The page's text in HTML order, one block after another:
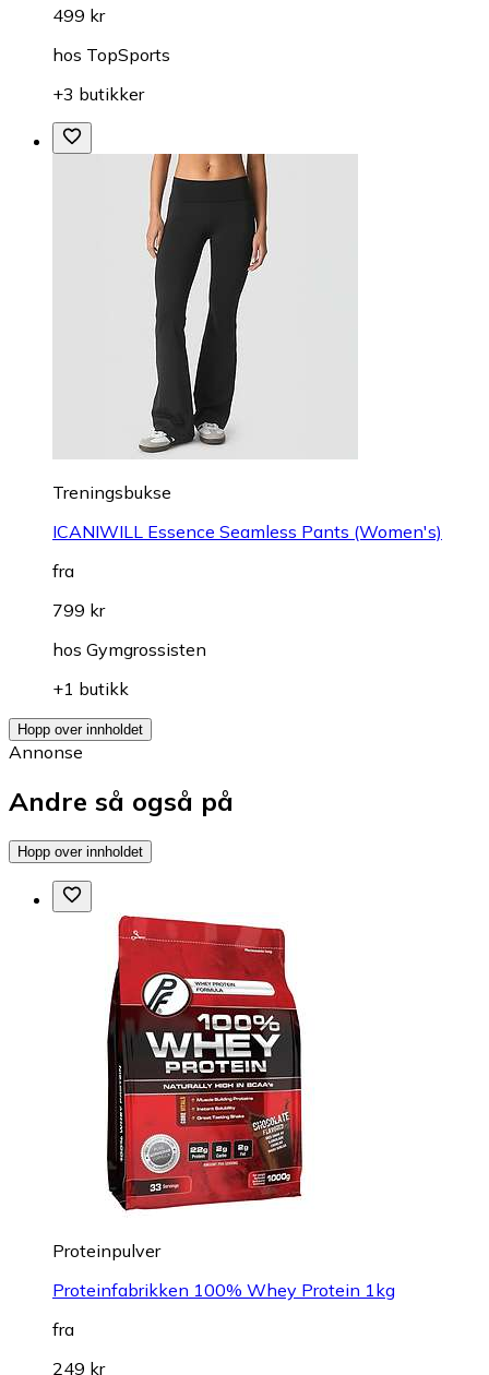
499 kr
hos TopSports
+3 butikker
Treningsbukse
ICANIWILL Essence Seamless Pants (Women's)
fra
799 kr
hos Gymgrossisten
+1 butikk
Hopp over innholdet
Annonse
Andre så også på
Hopp over innholdet
Proteinpulver
Proteinfabrikken 100% Whey Protein 1kg
fra
249 kr